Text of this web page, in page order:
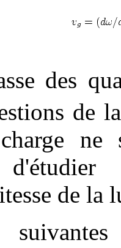
des
de
ne
de la